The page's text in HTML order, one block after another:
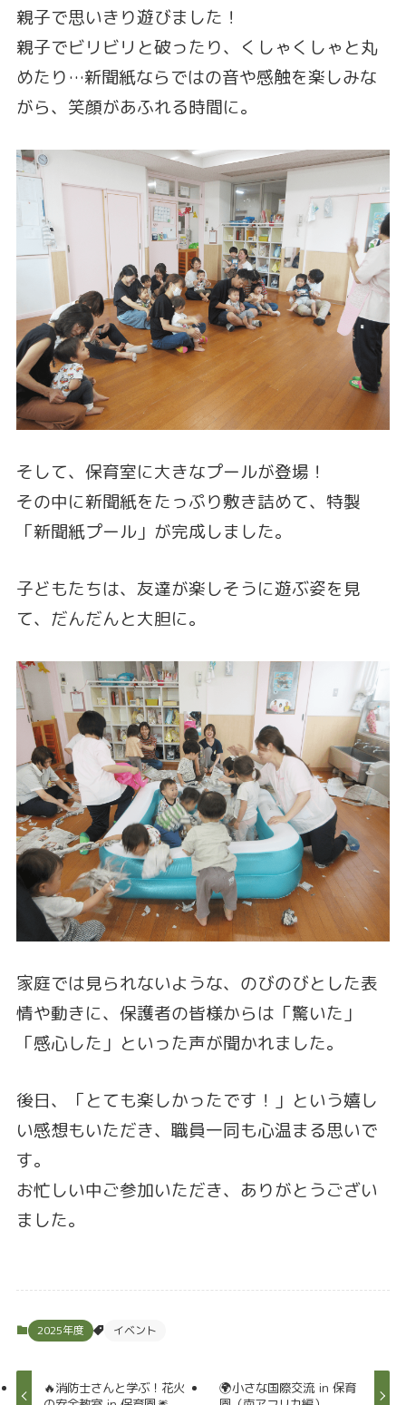
親子で思いきり遊びました！
親子でビリビリと破ったり、くしゃくしゃと丸
めたり…新聞紙ならではの音や感触を楽しみな
がら、笑顔があふれる時間に。
そして、保育室に大きなプールが登場！
その中に新聞紙をたっぷり敷き詰めて、特製
「新聞紙プール」が完成しました。
子どもたちは、友達が楽しそうに遊ぶ姿を見
て、だんだんと大胆に。
家庭では見られないような、のびのびとした表
情や動きに、保護者の皆様からは「驚いた」
「感心した」といった声が聞かれました。
後日、「とても楽しかったです！」という嬉し
い感想もいただき、職員一同も心温まる思いで
す。
お忙しい中ご参加いただき、ありがとうござい
ました。
2025年度 イベント
🔥消防士さんと学ぶ！花火
🌍小さな国際交流 in 保育